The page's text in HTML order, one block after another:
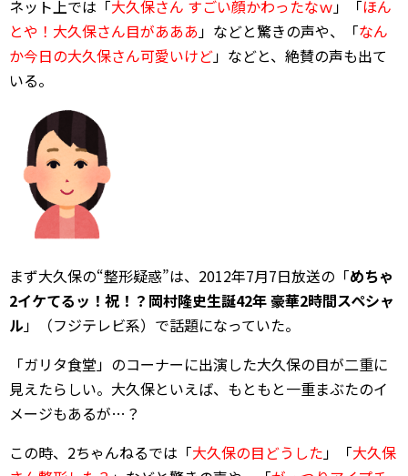
ネット上では「大久保さん すごい顔かわったなｗ」「ほん
とや！大久保さん目があああ」などと驚きの声や、「なん
か今日の大久保さん可愛いけど」などと、絶賛の声も出て
いる。
まず大久保の“整形疑惑”は、2012年7月7日放送の「めちゃ
2イケてるッ！祝！？岡村隆史生誕42年 豪華2時間スペシャ
ル」（フジテレビ系）で話題になっていた。
「ガリタ食堂」のコーナーに出演した大久保の目が二重に
見えたらしい。大久保といえば、もともと一重まぶたのイ
メージもあるが…？
この時、2ちゃんねるでは「大久保の目どうした」「大久保